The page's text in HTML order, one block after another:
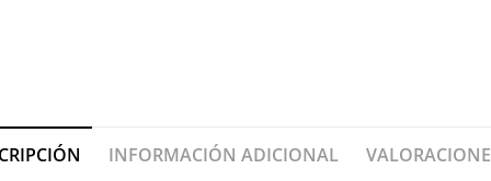
INFORMACIÓN ADICIONAL